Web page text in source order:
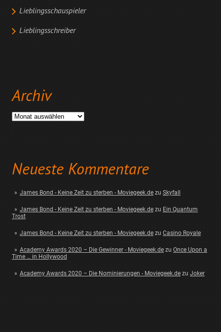
Lieblingsschauspieler
Lieblingsschreiber
Archiv
Archiv
Neueste Kommentare
James Bond - Keine Zeit zu sterben - Moviegeek.dezu Skyfall
James Bond - Keine Zeit zu sterben - Moviegeek.dezu Ein Quantum
Trost
James Bond - Keine Zeit zu sterben - Moviegeek.dezu Casino Royale
Academy Awards 2020 – Die Gewinner - Moviegeek.dezu Once Upon a
Time … in Hollywood
Academy Awards 2020 – Die Nominierungen - Moviegeek.dezu Joker